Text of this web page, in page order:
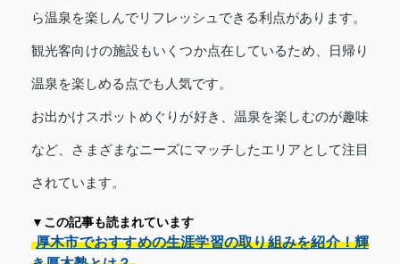
ら温泉を楽しんでリフレッシュできる利点があります。
観光客向けの施設もいくつか点在しているため、日帰り
温泉を楽しめる点でも人気です。
お出かけスポットめぐりが好き、温泉を楽しむのが趣味
など、さまざまなニーズにマッチしたエリアとして注目
されています。
▼この記事も読まれています
厚木市でおすすめの生涯学習の取り組みを紹介！輝